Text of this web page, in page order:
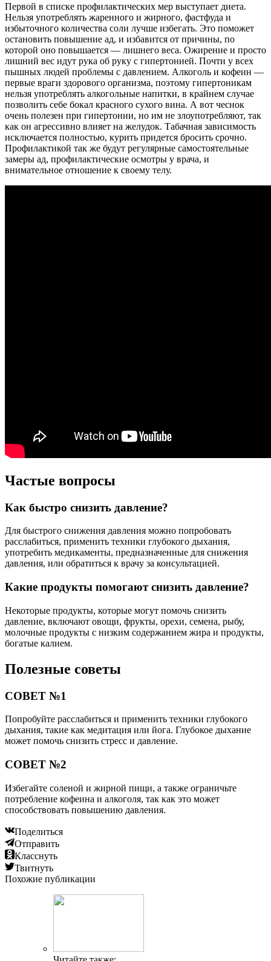
Первой в списке профилактических мер выступает диета.
Нельзя употреблять жаренного и жирного, фастфуда и
избыточного количества соли лучше избегать. Это поможет
остановить повышение ад, и избавится от причины, по
которой оно повышается — лишнего веса. Ожирение и просто
лишний вес идут рука об руку с гипертонией. Почти у всех
пышных людей проблемы с давлением. Алкоголь и кофеин —
первые враги здорового организма, поэтому гипертоникам
нельзя употреблять алкогольные напитки, в крайнем случае
позволить себе бокал красного сухого вина. А вот чеснок
очень полезен при гипертонии, но им не злоупотребляют, так
как он агрессивно влияет на желудок. Табачная зависимость
исключается полностью, курить придется бросить срочно.
Профилактикой так же будут регулярные самостоятельные
замеры ад, профилактические осмотры у врача, и
внимательное отношение к своему телу.
Частые вопросы
Как быстро снизить давление?
Для быстрого снижения давления можно попробовать
расслабиться, применить техники глубокого дыхания,
употребить медикаменты, предназначенные для снижения
давления, или обратиться к врачу за консультацией.
Какие продукты помогают снизить давление?
Некоторые продукты, которые могут помочь снизить
давление, включают овощи, фрукты, орехи, семена, рыбу,
молочные продукты с низким содержанием жира и продукты,
богатые калием.
Полезные советы
СОВЕТ №1
Попробуйте расслабиться и применить техники глубокого
дыхания, такие как медитация или йога. Глубокое дыхание
может помочь снизить стресс и давление.
СОВЕТ №2
Избегайте соленой и жирной пищи, а также ограничьте
потребление кофеина и алкоголя, так как это может
способствовать повышению давления.
Поделиться
Отправить
Класснуть
Твитнуть
Похожие публикации